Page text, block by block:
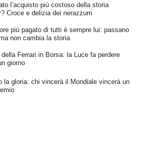
l’acquisto più costoso della storia
Croce e delizia dei nerazzurri
più pagato di tutti è sempre lui: passano
non cambia la storia
Ferrari in Borsa: la Luce fa perdere
giorno
la gloria: chi vincerà il Mondiale vincerà un